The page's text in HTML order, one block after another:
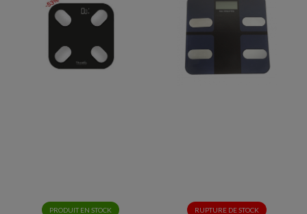
PRODUIT EN STOCK RUPTURE DE STOCK